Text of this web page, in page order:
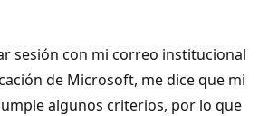
sesión con mi correo institucional
de Microsoft, me dice que mi
algunos criterios, por lo que